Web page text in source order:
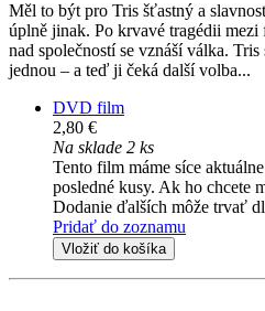
Měl to být pro Tris šťastný a
úplně jinak. Po krvavé tragédii
nad společností se vznáší válka.
jednou – a teď ji čeká další volba...
DVD film
2,80 €
Na sklade 2 ks
Tento film máme síce
posledné kusy. Ak ho chcete
Dodanie ďalších môže trvať
Pridať do zoznamu
Vložiť do košíka